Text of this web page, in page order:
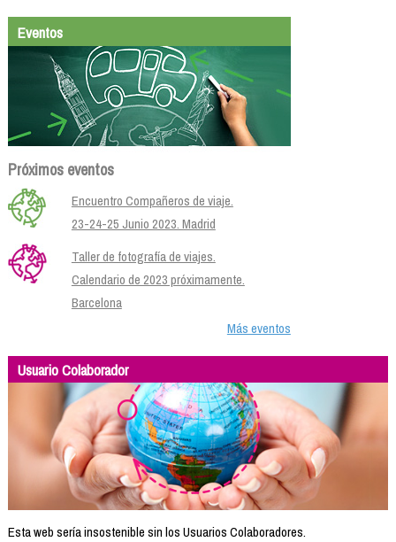
Eventos
Próximos eventos
Encuentro Compañeros de viaje.
23-24-25 Junio 2023. Madrid
Taller de fotografía de viajes.
Calendario de 2023 próximamente.
Barcelona
Más eventos
Usuario Colaborador
Esta web sería insostenible sin los Usuarios Colaboradores.